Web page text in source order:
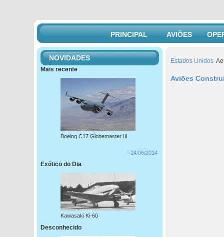
PRINCIPAL AVIÕES
Estados Unidos
Aviões
NOVIDADES
Mais recente
Boeing C17 Globemaster III
24/06/2014
Exótico do Dia
Kawasaki Ki-60
Desconhecido